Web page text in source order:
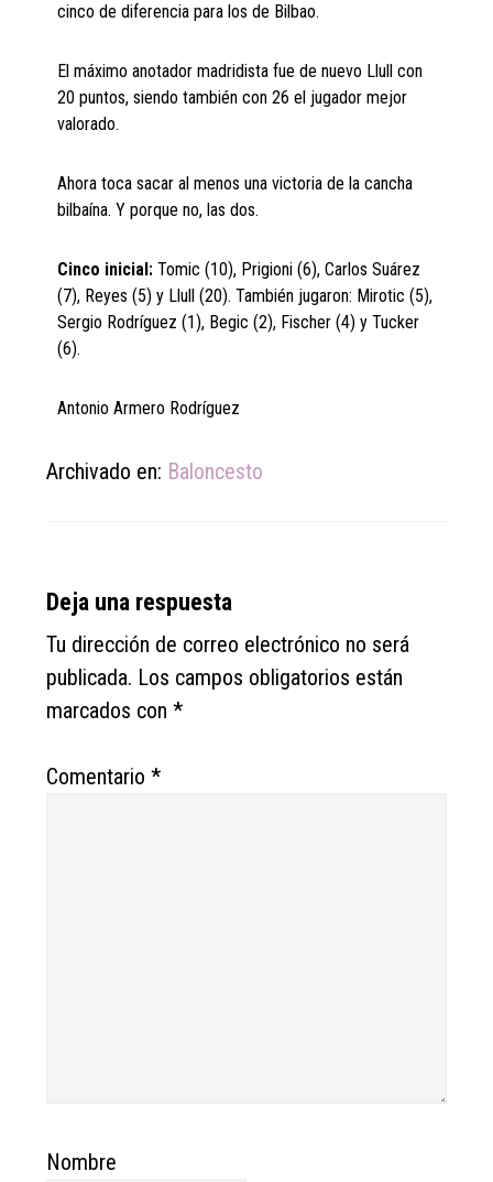
cinco de diferencia para los de Bilbao.
El máximo anotador madridista fue de nuevo Llull con
20 puntos, siendo también con 26 el jugador mejor
valorado.
Ahora toca sacar al menos una victoria de la cancha
bilbaína. Y porque no, las dos.
Cinco inicial: Tomic (10), Prigioni (6), Carlos Suárez
(7), Reyes (5) y Llull (20). También jugaron: Mirotic (5),
Sergio Rodríguez (1), Begic (2), Fischer (4) y Tucker
(6).
Antonio Armero Rodríguez
Archivado en: Baloncesto
Reader
Interactions
Deja una respuesta
Tu dirección de correo electrónico no será
publicada. Los campos obligatorios están
marcados con*
Comentario*
Nombre